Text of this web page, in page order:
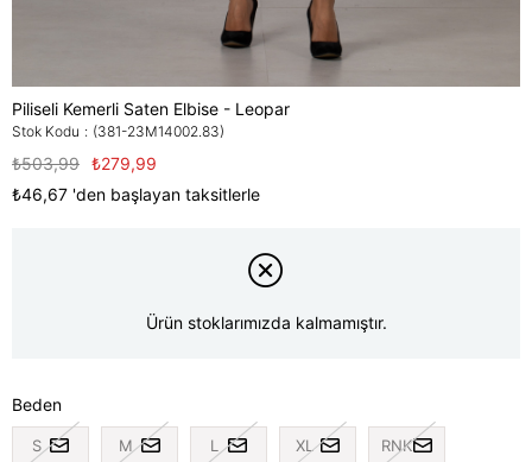
Piliseli Kemerli Saten Elbise - Leopar
Stok Kodu (381-23M14002.83)
₺503,99 ₺279,99
₺46,67 'den başlayan taksitlerle
Ürün stoklarımızda kalmamıştır.
Beden
S M L XL RNK